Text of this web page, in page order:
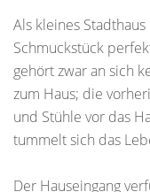
Als kleines
Schmuckstück
gehört zwar an sich
zum Haus; die
und Stühle vor das
tummelt sich das
Der Hauseingang